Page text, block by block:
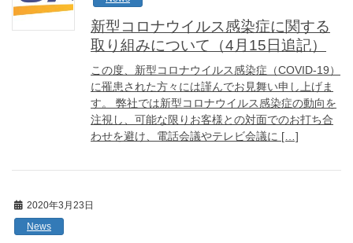
新型コロナウイルス感染症に関する
取り組みについて（4月15日追記）
この度、新型コロナウイルス感染症（COVID-19）
に罹患された方々には謹んでお見舞い申し上げま
す。 弊社では新型コロナウイルス感染症の動向を
注視し、可能な限りお客様との対面でのお打ち合
わせを避け、電話会議やテレビ会議に […]
2020年3月23日
News